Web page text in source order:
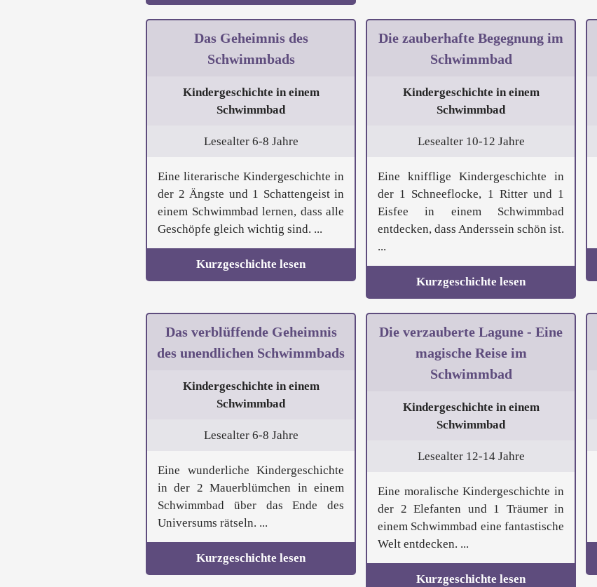
Das Geheimnis des
Schwimmbads
Kindergeschichte in einem
Schwimmbad
Lesealter 6-8 Jahre
Eine literarische Kindergeschichte in
der 2 Ängste und 1 Schattengeist in
einem Schwimmbad lernen, dass alle
Geschöpfe gleich wichtig sind. ...
Kurzgeschichte lesen
Die zauberhafte Begegnung im
Schwimmbad
Kindergeschichte in einem
Schwimmbad
Lesealter 10-12 Jahre
Eine knifflige Kindergeschichte in
der 1 Schneeflocke, 1 Ritter und 1
Eisfee in einem Schwimmbad
entdecken, dass Anderssein schön ist.
...
Kurzgeschichte lesen
Das verblüffende Geheimnis
des unendlichen Schwimmbads
Kindergeschichte in einem
Schwimmbad
Lesealter 6-8 Jahre
Eine wunderliche Kindergeschichte
in der 2 Mauerblümchen in einem
Schwimmbad über das Ende des
Universums rätseln. ...
Kurzgeschichte lesen
Die verzauberte Lagune - Eine
magische Reise im
Schwimmbad
Kindergeschichte in einem
Schwimmbad
Lesealter 12-14 Jahre
Eine moralische Kindergeschichte in
der 2 Elefanten und 1 Träumer in
einem Schwimmbad eine fantastische
Welt entdecken. ...
Kurzgeschichte lesen